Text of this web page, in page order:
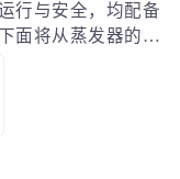
行与安全，均配备
面将从蒸发器的基
产生的根源。 蒸发
的核心部件，其工
，通过热交换实现
明：